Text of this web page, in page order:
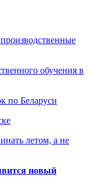
обучения в
по Беларуси
летом, а не
новый